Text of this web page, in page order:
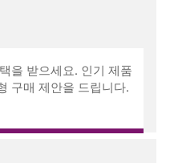
을 받으세요. 인기 제품
구매 제안을 드립니다.